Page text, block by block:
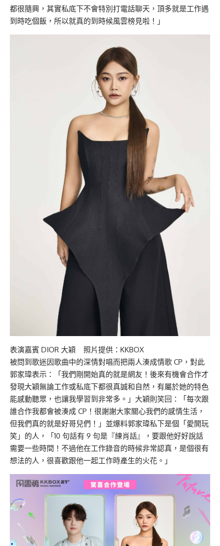
都很隨興，其實私底下不會特別打電話聊天，頂多就是工作遇
到時吃個飯，所以就真的到時候風雲榜見啦！」
表演嘉賓 DIOR 大穎 照片提供：KKBOX
被問到歌迷因歌曲中的深情對唱而把兩人湊成情歌 CP，對此
郭家瑋表示：「我們剛開始真的就是網友！後來有機會合作才
發現大穎無論工作或私底下都很真誠和自然，有屬於她的特色
能感動聽眾，也讓我學習到非常多。」大穎則笑回：「每次跟
誰合作我都會被湊成 CP！很謝謝大家關心我們的感情生活，
但我們真的就是好哥兒們！」並爆料郭家瑋私下是個「愛開玩
笑」的人，「10 句話有 9 句是『練肖話』，要跟他好好說話
需要一些時間！不過他在工作錄音的時候非常認真，是個很有
想法的人，很喜歡跟他一起工作時產生的火花。」